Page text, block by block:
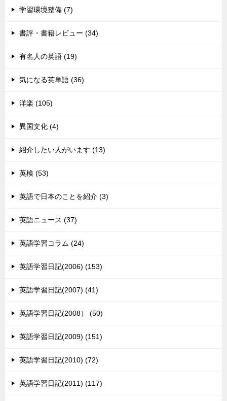
学習環境整備 (7)
書評・書籍レビュー (34)
有名人の英語 (19)
気になる英単語 (36)
洋楽 (105)
異国文化 (4)
紹介したい人がいます (13)
英検 (53)
英語で日本のことを紹介 (3)
英語ニュース (37)
英語学習コラム (24)
英語学習日記(2006) (153)
英語学習日記(2007) (41)
英語学習日記(2008） (50)
英語学習日記(2009) (151)
英語学習日記(2010) (72)
英語学習日記(2011) (117)